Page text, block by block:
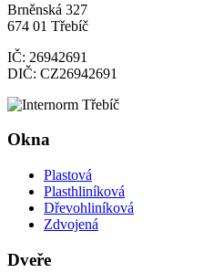
Brněnská 327
674 01 Třebíč
IČ: 26942691
DIČ: CZ26942691
Okna
Plastová
Plasthliníková
Dřevohliníková
Zdvojená
Dveře